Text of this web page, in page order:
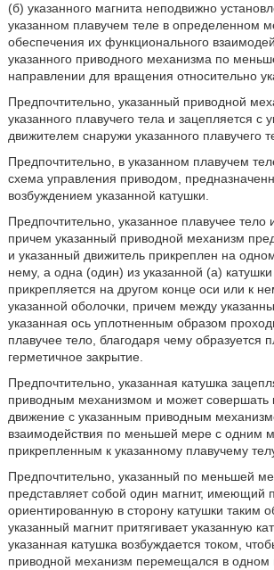
(б) указанного магнита неподвижно
указанном плавучем теле в определенном
обеспечения их функционального
указанного приводного механизма по
направлении для вращения относительно
Предпочтительно, указанный приводной
указанного плавучего тела и зацепляется с
движителем снаружи указанного плавучего
Предпочтительно, в указанном плавучем
схема управления приводом,
возбуждением указанной катушки.
Предпочтительно, указанное плавучее тело
причем указанный приводной механизм
и указанный движитель прикреплен на
нему, а одна (один) из указанной (а)
прикрепляется на другом конце оси или к
указанной оболочки, причем между
указанная ось уплотненным образом
плавучее тело, благодаря чему образуется
герметичное закрытие.
Предпочтительно, указанная катушка
приводным механизмом и может совершать
движение с указанным приводным
взаимодействия по меньшей мере с одним
прикрепленным к указанному плавучему
Предпочтительно, указанный по меньшей
представляет собой один магнит, имеющий
ориентированную в сторону катушки таким
указанный магнит притягивает указанную
указанная катушка возбуждается током,
приводной механизм перемещался в одном